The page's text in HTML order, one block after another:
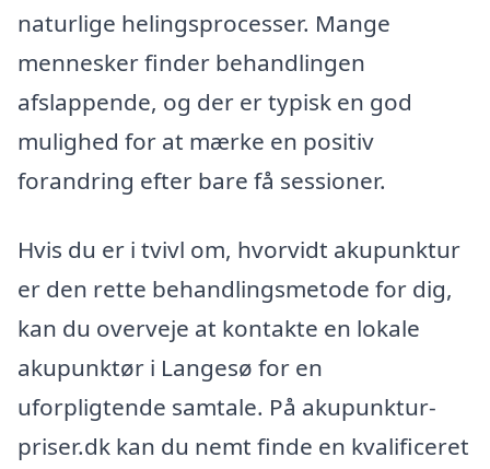
naturlige helingsprocesser. Mange
mennesker finder behandlingen
afslappende, og der er typisk en god
mulighed for at mærke en positiv
forandring efter bare få sessioner.
Hvis du er i tvivl om, hvorvidt akupunktur
er den rette behandlingsmetode for dig,
kan du overveje at kontakte en lokale
akupunktør i Langesø for en
uforpligtende samtale. På akupunktur-
priser.dk kan du nemt finde en kvalificeret